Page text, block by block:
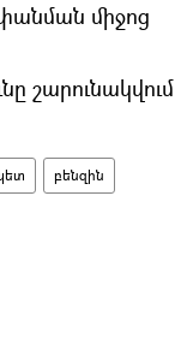
միջոց
շարունակվում
բենզին